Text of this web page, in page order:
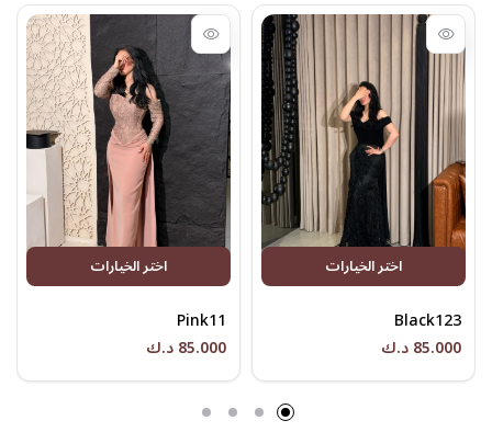
اختر الخيارات
Black123
85.000 د.ك
اختر الخيارات
Pink11
85.000 د.ك